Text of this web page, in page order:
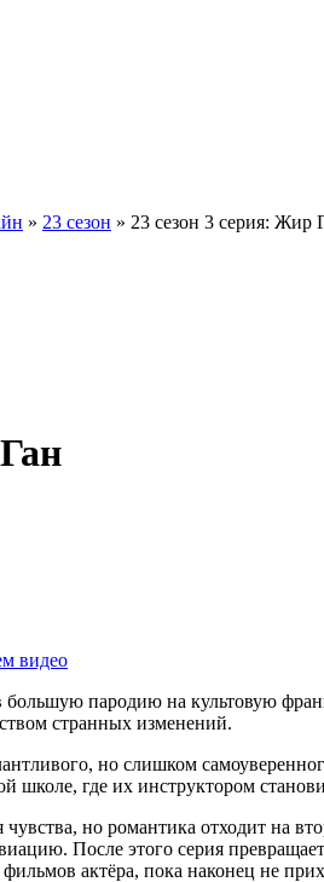
» 23 сезон » 23 сезон 3 серия: Жир
видео
пародию на культовую
странных изменений.
но слишком
школе, где их инструктором
но романтика отходит на
После этого серия
актёра, пока наконец не